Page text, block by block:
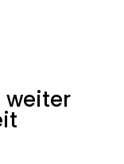
weiter